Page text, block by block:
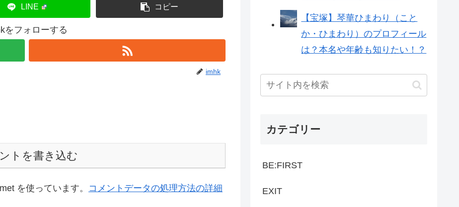
LINE コピー
をフォローする
imhk
トを書き込む
を使っています。 コメントデータの処理方法の詳細
【宝塚】琴華ひまわり（こと
か・ひまわり）のプロフィール
は？本名や年齢も知りたい！？
カテゴリー
BE:FIRST
EXIT